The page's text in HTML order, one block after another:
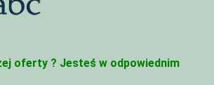
oferty ? Jesteś w odpowiednim